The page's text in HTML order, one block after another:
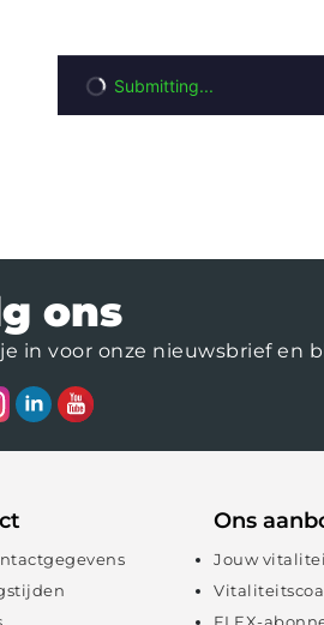
ons
in voor onze nieuwsbrief en
Ons
Jouw